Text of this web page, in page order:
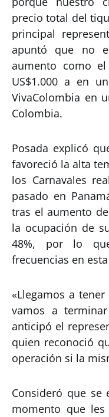
precio total del
principal
apuntó que no
aumento como
US$1.000 a en
VivaColombia en
Colombia.
Posada explicó
favoreció la alta
los Carnavales
pasado en
tras el aumento
la ocupación de
48%, por lo
frecuencias en
«Llegamos a
vamos a
anticipó el
quien reconoció
operación si la
Consideró que se
momento que